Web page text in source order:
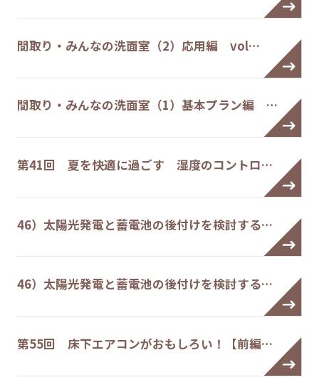
間取り・みんなの洗面室（2）応用編 vol…
間取り・みんなの洗面室（1）基本プラン編 …
第41回 夏を快適に過ごす 湿度のコントロ…
46）太陽光発電と蓄電池の後付けを検討する…
46）太陽光発電と蓄電池の後付けを検討する…
第55回 床下エアコンがおもしろい！【前編…